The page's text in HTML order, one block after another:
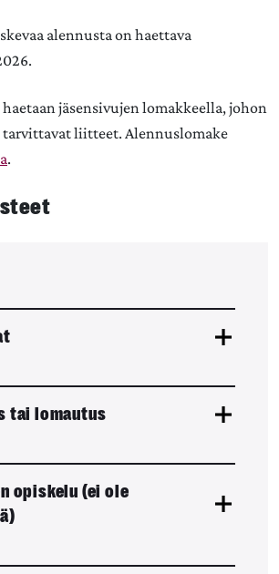
alennusta on haettava
jäsensivujen lomakkeella, johon
liitteet. Alennuslomake
.
tai lomautus
opiskelu (ei ole